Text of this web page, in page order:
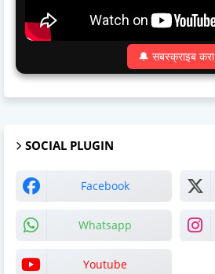
🔔 सबस्क्राइब करा
SOCIAL PLUGIN
Facebook
Whatsapp
Youtube